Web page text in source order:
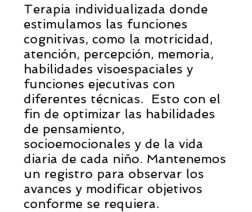
Terapia individualizada donde
estimulamos las funciones
cognitivas, como la motricidad,
atención, percepción, memoria,
habilidades visoespaciales y
funciones ejecutivas con
diferentes técnicas. Esto con el
fin de optimizar las habilidades
de pensamiento,
socioemocionales y de la vida
diaria de cada niño. Mantenemos
un registro para observar los
avances y modificar objetivos
conforme se requiera.